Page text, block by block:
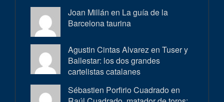
Joan Millán en La guía de la
Barcelona taurina
Agustin Cintas Alvarez en Tuser y
Ballestar: los dos grandes
cartelistas catalanes
Sébastien Porfirio Cuadrado en